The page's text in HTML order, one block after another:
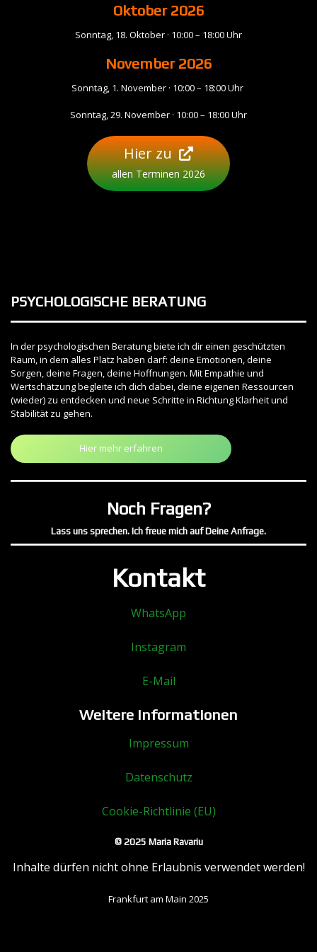
Oktober 2026
Sonntag, 18. Oktober · 10:00 – 18:00 Uhr
November2026
Sonntag, 1. November · 10:00 – 18:00 Uhr
Sonntag, 29. November · 10:00 – 18:00 Uhr
Hier zu
allen Terminen 2026
PSYCHOLOGISCHE BERATUNG
In der psychologischen Beratung biete ich dir einen geschützten
Raum, in dem alles Platz haben darf: deine Emotionen, deine
Sorgen, deine Fragen, deine Hoffnungen. Mit Empathie und
Wertschätzung begleite ich dich dabei, deine eigenen Ressourcen
(wieder) zu entdecken und neue Schritte in Richtung Klarheit und
Stabilität zu gehen.
Hier mehr erfahren
Noch Fragen?
Lass uns sprechen. Ich freue mich auf Deine Anfrage.
Kontakt
WhatsApp
Instagram
E-Mail
Weitere Informationen
Impressum
Datenschutz
Cookie-Richtlinie (EU)
© 2025 Maria Ravariu
Inhalte dürfen nicht ohne Erlaubnis verwendet werden!
Frankfurt am Main 2025